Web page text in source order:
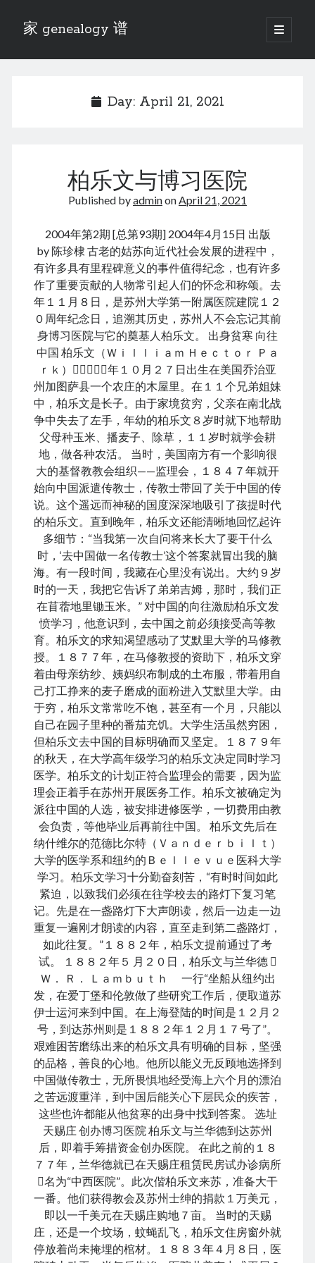
家 genealogy 谱
open
primary
Sidebar
📚 Chee Hsin 130 启新
📚 Mom's 百家照
📚 opium 鸦片
📚 Rise of a Mandarin
📚 SFaBB
April 2021
M T W T S S
1 2 3 4
6 7 8 9 10 11
12 13 14 15 16 17 18
19 20 21 22 23 24 25
26 27 28 29 30
« Mar May »
Archives
August 2026
December 2025
November 2025
October 2025
September 2025
August 2025
July 2025
June 2025
May 2025
April 2025
March 2025
February 2025
January 2025
December 2024
November 2024
October 2024
September 2024
August 2024
July 2024
June 2024
May 2024
April 2024
March 2024
February 2024
January 2024
November 2023
September 2023
August 2023
July 2023
June 2023
May 2023
April 2023
March 2023
February 2023
January 2023
December 2022
November 2022
September 2022
August 2022
Day: April 21, 2021
柏乐文与博习医院
Published byadminonApril 21, 2021
2004年第2期 [总第93期] 2004年4月15日 出版
by 陈珍棣 古老的姑苏向近代社会发展的进程中，
有许多具有里程碑意义的事件值得纪念，也有许多
作了重要贡献的人物常引起人们的怀念和称颂。去
年１１月８日，是苏州大学第一附属医院建院１２
０周年纪念日，追溯其历史，苏州人不会忘记其前
身博习医院与它的奠基人柏乐文。 出身贫寒 向往
中国 柏乐文（Ｗｉｌｌｉａｍ Ｈｅｃｔｏｒ Ｐａ
ｒｋ）１８５８年１０月２７日出生在美国乔治亚
州加图萨县一个农庄的木屋里。在１１个兄弟姐妹
中，柏乐文是长子。由于家境贫穷，父亲在南北战
争中失去了左手，年幼的柏乐文８岁时就下地帮助
父母种玉米、播麦子、除草，１１岁时就学会耕
地，做各种农活。 当时，美国南方有一个影响很
大的基督教教会组织——监理会，１８４７年就开
始向中国派遣传教士，传教士带回了关于中国的传
说。这个遥远而神秘的国度深深地吸引了孩提时代
的柏乐文。直到晚年，柏乐文还能清晰地回忆起许
多细节：“当我第一次自问将来长大了要干什么
时，‘去中国做一名传教士’这个答案就冒出我的脑
海。有一段时间，我藏在心里没有说出。大约９岁
时的一天，我把它告诉了弟弟吉姆，那时，我们正
在苜蓿地里锄玉米。” 对中国的向往激励柏乐文发
愤学习，他意识到，去中国之前必须接受高等教
育。柏乐文的求知渴望感动了艾默里大学的马修教
授。１８７７年，在马修教授的资助下，柏乐文穿
着由母亲纺纱、姨妈织布制成的土布服，带着用自
己打工挣来的麦子磨成的面粉进入艾默里大学。由
于穷，柏乐文常常吃不饱，甚至有一个月，只能以
自己在园子里种的番茄充饥。大学生活虽然穷困，
但柏乐文去中国的目标明确而又坚定。１８７９年
的秋天，在大学高年级学习的柏乐文决定同时学习
医学。柏乐文的计划正符合监理会的需要，因为监
理会正着手在苏州开展医务工作。柏乐文被确定为
派往中国的人选，被安排进修医学，一切费用由教
会负责，等他毕业后再前往中国。 柏乐文先后在
纳什维尔的范德比尔特（Ｖａｎｄｅｒｂｉｌｔ）
大学的医学系和纽约的Ｂｅｌｌｅｖｕｅ医科大学
学习。柏乐文学习十分勤奋刻苦，“有时时间如此
紧迫，以致我们必须在往学校去的路灯下复习笔
记。先是在一盏路灯下大声朗读，然后一边走一边
重复一遍刚才朗读的内容，直至走到第二盏路灯，
如此往复。”１８８２年，柏乐文提前通过了考
试。 １８８２年５ 月２０日，柏乐文与兰华德 
Ｗ． Ｒ． Ｌａｍｂｕｔｈ 一行“坐船从纽约出
发，在爱丁堡和伦敦做了些研究工作后，便取道苏
伊士运河来到中国。在上海登陆的时间是１２月２
号，到达苏州则是１８８２年１２月１７号了”。
艰难困苦磨练出来的柏乐文具有明确的目标，坚强
的品格，善良的心地。他所以能义无反顾地选择到
中国做传教士，无所畏惧地经受海上六个月的漂泊
之苦远渡重洋，到中国后能关心下层民众的疾苦，
这些也许都能从他贫寒的出身中找到答案。 选址
天赐庄 创办博习医院 柏乐文与兰华德到达苏州
后，即着手筹措资金创办医院。 在此之前的１８
７７年，兰华德就已在天赐庄租赁民房试办诊病所
名为“中西医院”。此次偕柏乐文来苏，准备大干
一番。他们获得教会及苏州士绅的捐款１万美元，
即以一千美元在天赐庄购地７亩。 当时的天赐
庄，还是一个坟场，蚊蝇乱飞，柏乐文住房窗外就
停放着尚未掩埋的棺材。１８８３年４月８日，医